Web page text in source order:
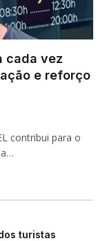
cada vez
e reforço
contribui para o
turistas